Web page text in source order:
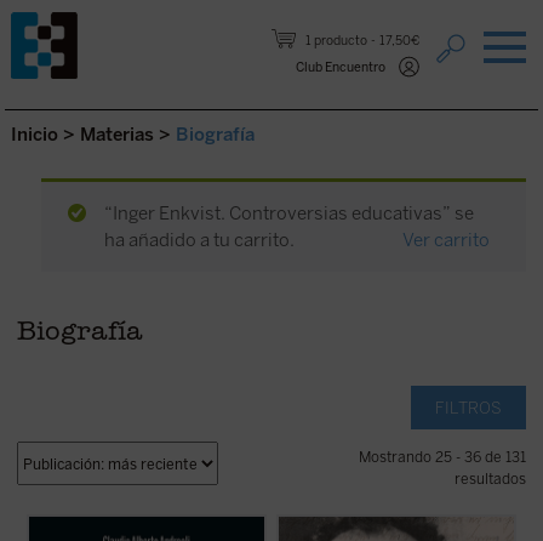
1 producto
17,50€
Club Encuentro
Saltar al contenido.
Inicio > Materias > Biografía
“Inger Enkvist. Controversias educativas” se
ha añadido a tu carrito.
Ver carrito
Biografía
FILTROS
Mostrando 25 - 36 de 131
resultados
El 4 de septiembre de 2022 fue beatificado
Franz Jägerstätter, campesino austriaco,